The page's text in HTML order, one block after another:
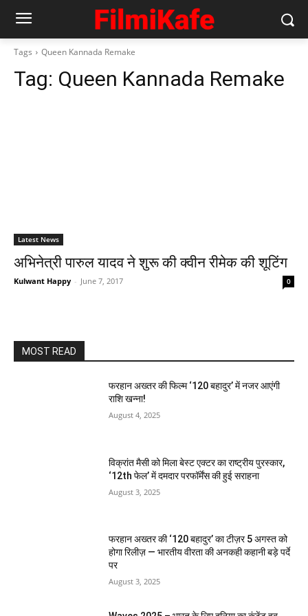
Tags Queen Kannada Remake
Tag: Queen Kannada Remake
Latest News
अभिनेत्री पारुल यादव ने शुरू की क्‍वीन रीमेक की शूटिंग
Kulwant Happy - June 7, 2017 0
MOST READ
फरहान अख्तर की फिल्म ‘120 बहादुर’ में नजर आएंगी
राशि खन्ना!
August 4, 2025
विक्रांत मैसी को मिला बेस्ट एक्टर का राष्ट्रीय पुरस्कार,
‘12th फेल’ में दमदार परफॉर्मेंस की हुई सराहना
August 3, 2025
फरहान अख्तर की ‘120 बहादुर’ का टीज़र 5 अगस्त को
होगा रिलीज़ — भारतीय वीरता की अनकही कहानी बड़े पर्दे
पर
August 3, 2025